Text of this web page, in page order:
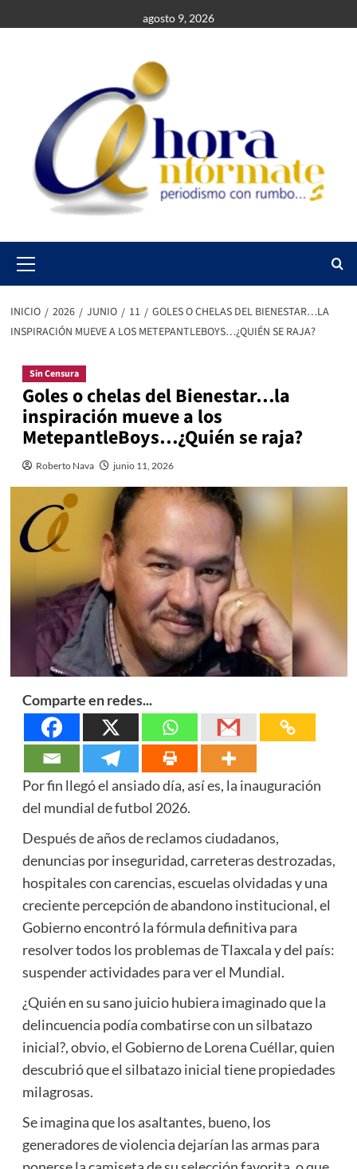
al
agosto 9, 2026
Menu
INICIO 2026 JUNIO 11
GOLES O CHELAS DEL BIENESTAR…LA
INSPIRACIÓN MUEVE A LOS METEPANTLEBOYS…¿QUIÉN SE RAJA?
Sin Censura
Goles o chelas del Bienestar…la
inspiración mueve a los
MetepantleBoys…¿Quién se raja?
Roberto Nava junio 11, 2026
Comparte en redes...
Por fin llegó el ansiado día, así es, la inauguración
del mundial de futbol 2026.
Después de años de reclamos ciudadanos,
denuncias por inseguridad, carreteras destrozadas,
hospitales con carencias, escuelas olvidadas y una
creciente percepción de abandono institucional, el
Gobierno encontró la fórmula definitiva para
resolver todos los problemas de Tlaxcala y del país:
suspender actividades para ver el Mundial.
¿Quién en su sano juicio hubiera imaginado que la
delincuencia podía combatirse con un silbatazo
inicial?, obvio, el Gobierno de Lorena Cuéllar, quien
descubrió que el silbatazo inicial tiene propiedades
milagrosas.
Se imagina que los asaltantes, bueno, los
generadores de violencia dejarían las armas para